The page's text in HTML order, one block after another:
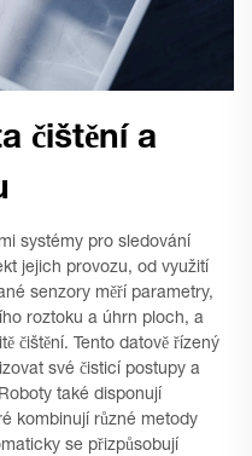
čištění a
systémy pro sledování
jejich provozu, od využití
senzory měří parametry,
roztoku a úhrn ploch, a
čištění. Tento datově řízený
své čisticí postupy a
také disponují
kombinují různé metody
se přizpůsobují